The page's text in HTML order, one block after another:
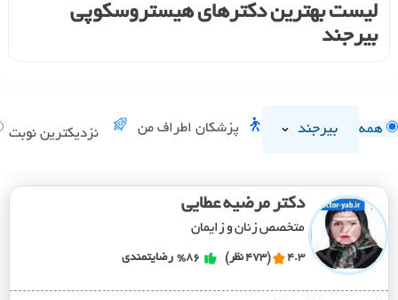
لیست بهترین دکترهای هیستروسکوپی
بیرجند
همه بیرجند پزشکان اطراف من نزدیکترین نوبت
دکتر مرضیه عطایی
متخصص زنان و زایمان
4.3 (473 نظر) %86 رضایتمندی